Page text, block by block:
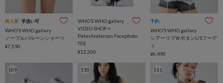
再入荷 手洗い可
WHO’S WHO gallery
ノーブルバルーンショーツ
¥7,590
WHO’S WHO gallery
VIDEO SHOP ×
PeterAnderson Facephoto
TEE
¥13,200
予約
WHO’S WHO gallery
シアーリブＷボタンL/Sフーデ
ィ
¥6,490
109 110 111